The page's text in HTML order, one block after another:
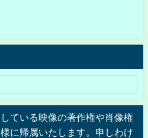
ている映像の著作権や肖像権
に帰属いたします。申しわけ